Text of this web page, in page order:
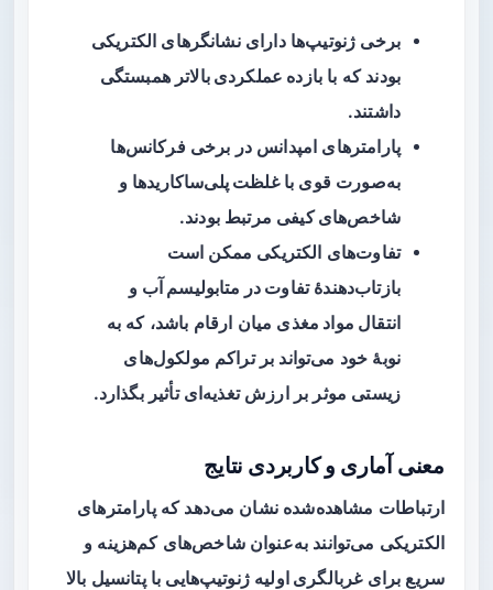
برخی ژنوتیپ‌ها دارای نشانگرهای الکتریکی
بودند که با بازده عملکردی بالاتر همبستگی
داشتند.
پارامترهای امپدانس در برخی فرکانس‌ها
به‌صورت قوی باغلظت پلی‌ساکاریدها و
شاخص‌های کیفی مرتبط بودند.
تفاوت‌های الکتریکی ممکن است
بازتاب‌دهندهٔتفاوت در متابولیسم آب و
انتقال مواد مغذی میان ارقام باشد، که به
نوبهٔ خود می‌تواند بر تراکم مولکول‌های
زیستی موثر بر ارزش تغذیه‌ای تأثیر بگذارد.
معنی آماری و کاربردی نتایج
ارتباطات مشاهده‌شده نشان می‌دهد که پارامترهای
الکتریکی می‌توانند به‌عنوان شاخص‌های کم‌هزینه و
سریع برایغربالگری اولیه ژنوتیپ‌هایی با پتانسیل بالا